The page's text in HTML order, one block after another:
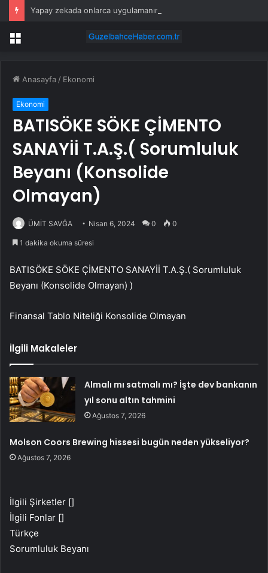
Menü
Anasayfa / Ekonomi
Ekonomi
BATISÖKE SÖKE ÇİMENTO
SANAYİİ T.A.Ş.( Sorumluluk
Beyanı (Konsolide
Olmayan)
ÜMİT SAVĞA Nisan 6, 2024 0 0
1 dakika okuma süresi
BATISÖKE SÖKE ÇİMENTO SANAYİİ T.A.Ş.( Sorumluluk
Beyanı (Konsolide Olmayan) )
Finansal Tablo Niteliği Konsolide Olmayan
İlgili Makaleler
Almalı mı satmalı mı? İşte dev bankanın
yıl sonu altın tahmini
Ağustos 7, 2026
Molson Coors Brewing hissesi bugün neden yükseliyor?
Ağustos 7, 2026
İlgili Şirketler []
İlgili Fonlar []
Türkçe
Sorumluluk Beyanı